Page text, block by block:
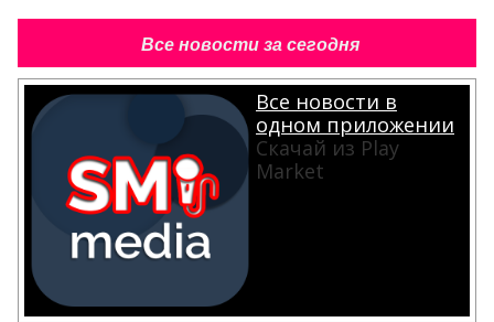
Все новости за сегодня
Все новости в
одном приложении
Скачай из Play
Market